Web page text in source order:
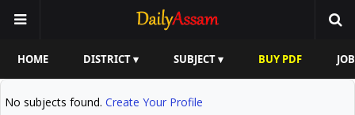
HOME DISTRICT ▾ SUBJECT ▾ BUY PDF
No subjects found. Create Your Profile